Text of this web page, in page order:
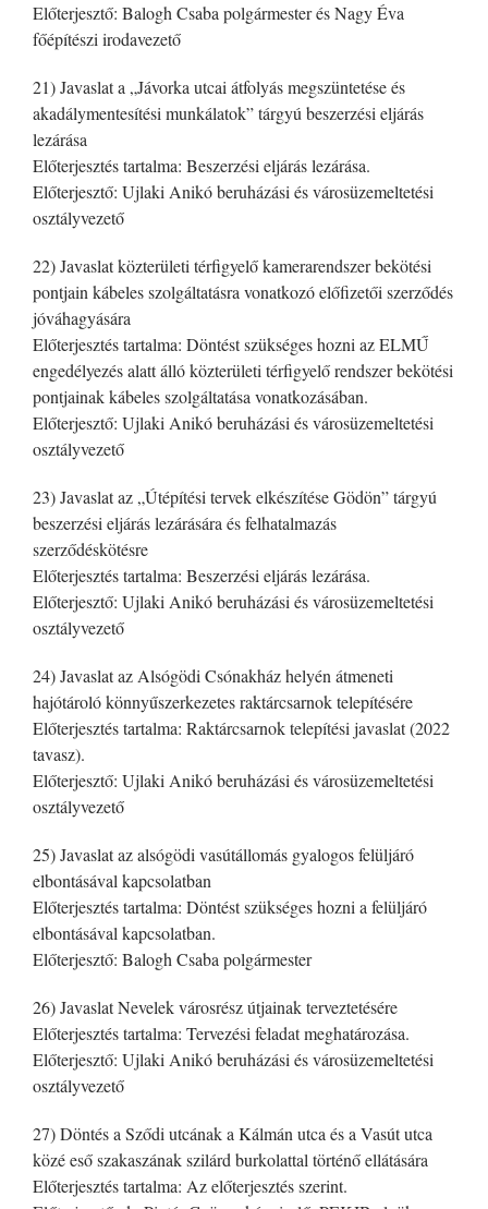
Előterjesztő: Balogh Csaba polgármester és Nagy Éva
főépítészi irodavezető
21) Javaslat a „Jávorka utcai átfolyás megszüntetése és
akadálymentesítési munkálatok” tárgyú beszerzési eljárás
lezárása
Előterjesztés tartalma: Beszerzési eljárás lezárása.
Előterjesztő: Ujlaki Anikó beruházási és városüzemeltetési
osztályvezető
22) Javaslat közterületi térfigyelő kamerarendszer bekötési
pontjain kábeles szolgáltatásra vonatkozó előfizetői szerződés
jóváhagyására
Előterjesztés tartalma: Döntést szükséges hozni az ELMŰ
engedélyezés alatt álló közterületi térfigyelő rendszer bekötési
pontjainak kábeles szolgáltatása vonatkozásában.
Előterjesztő: Ujlaki Anikó beruházási és városüzemeltetési
osztályvezető
23) Javaslat az „Útépítési tervek elkészítése Gödön” tárgyú
beszerzési eljárás lezárására és felhatalmazás
szerződéskötésre
Előterjesztés tartalma: Beszerzési eljárás lezárása.
Előterjesztő: Ujlaki Anikó beruházási és városüzemeltetési
osztályvezető
24) Javaslat az Alsógödi Csónakház helyén átmeneti
hajótároló könnyűszerkezetes raktárcsarnok telepítésére
Előterjesztés tartalma: Raktárcsarnok telepítési javaslat (2022
tavasz).
Előterjesztő: Ujlaki Anikó beruházási és városüzemeltetési
osztályvezető
25) Javaslat az alsógödi vasútállomás gyalogos felüljáró
elbontásával kapcsolatban
Előterjesztés tartalma: Döntést szükséges hozni a felüljáró
elbontásával kapcsolatban.
Előterjesztő: Balogh Csaba polgármester
26) Javaslat Nevelek városrész útjainak terveztetésére
Előterjesztés tartalma: Tervezési feladat meghatározása.
Előterjesztő: Ujlaki Anikó beruházási és városüzemeltetési
osztályvezető
27) Döntés a Sződi utcának a Kálmán utca és a Vasút utca
közé eső szakaszának szilárd burkolattal történő ellátására
Előterjesztés tartalma: Az előterjesztés szerint.